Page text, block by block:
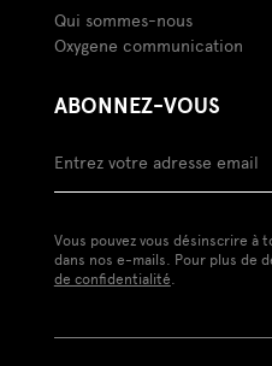
Qui sommes-nous
Oxygene communication
ABONNEZ-VOUS
Vous pouvez vous désinscrire
dans nos e-mails. Pour plus de
de confidentialité